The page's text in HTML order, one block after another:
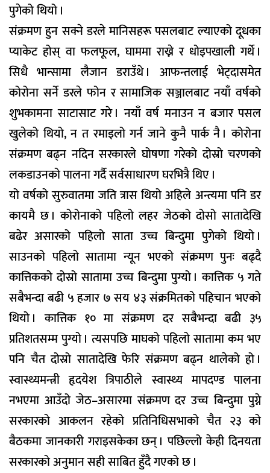
पुगेको थियो ।
संक्रमण हुन सक्ने डरले मानिसहरू पसलबाट ल्याएको दूधका
प्याकेट होस् वा फलफूल, घाममा राख्ने र धोइपखाली गर्थे ।
सिधै भान्सामा लैजान डराउँथे । आफन्तलाई भेट्दासमेत
कोरोना सर्ने डरले फोन र सामाजिक सञ्जालबाट नयाँ वर्षको
शुभकामना साटासाट गरे । नयाँ वर्ष मनाउन न बजार पसल
खुलेको थियो, न त रमाइलो गर्न जाने कुनै पार्क नै । कोरोना
संक्रमण बढ्न नदिन सरकारले घोषणा गरेको दोस्रो चरणको
लकडाउनको पालना गर्दै सर्वसाधारण घरभित्रै थिए ।
यो वर्षको सुरुवातमा जति त्रास थियो अहिले अन्त्यमा पनि डर
कायमै छ । कोरोनाको पहिलो लहर जेठको दोसो सातादेखि
बढेर असारको पहिलो साता उच्च बिन्दुमा पुगेको थियो ।
साउनको पहिलो सातामा न्यून भएको संक्रमण पुनः बढ्दै
कात्तिकको दोस्रो सातामा उच्च बिन्दुमा पुग्यो । कात्तिक ५ गते
सबैभन्दा बढी ५ हजार ७ सय ४३ संक्रमितको पहिचान भएको
थियो । कात्तिक १० मा संक्रमण दर सबैभन्दा बढी ३५
प्रतिशतसम्म पुग्यो । त्यसपछि माघको पहिलो सातामा कम भए
पनि चैत दोस्रो सातादेखि फेरि संक्रमण बढ्न थालेको हो ।
स्वास्थ्यमन्त्री हृदयेश त्रिपाठीले स्वास्थ्य मापदण्ड पालना
नभएमा आउँदो जेठ–असारमा संक्रमण दर उच्च बिन्दुमा पुग्ने
सरकारको आकलन रहेको प्रतिनिधिसभाको चैत २३ को
बैठकमा जानकारी गराइसकेका छन् । पछिल्लो केही दिनयता
सरकारको अनुमान सही साबित हुँदै गएको छ ।